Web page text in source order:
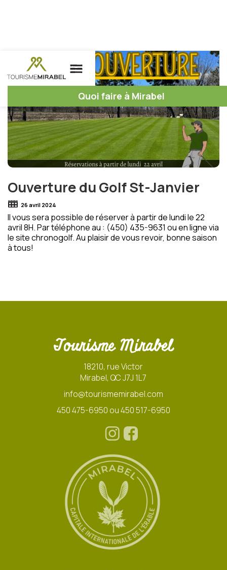
Quoi faire à Mirabel
Ouverture du Golf St-Janvier
26 avril 2024
Il vous sera possible de réserver à partir de lundi le 22
avril 8H. Par téléphone au : (450) 435-9631 ou en ligne via
le site chronogolf. Au plaisir de vous revoir, bonne saison
à tous!
Tourisme Mirabel
18210, rue Victor
Mirabel, QC J7J 1L7
info@tourismemirabel.com
450 475-6950 ou 450 517-6950